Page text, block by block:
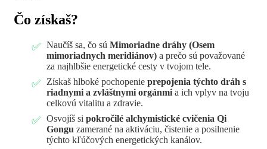
Čo získaš?
Naučíš sa, čo sú Mimoriadne dráhy (Osem
mimoriadnych meridiánov) a prečo sú považované
za najhlbšie energetické cesty v tvojom tele.
Získaš hlboké pochopenie prepojenia týchto dráh s
riadnymi a zvláštnymi orgánmi a ich vplyv na tvoju
celkovú vitalitu a zdravie.
Osvojíš si pokročilé alchymistické cvičenia Qi
Gongu zamerané na aktiváciu, čistenie a posilnenie
týchto kľúčových energetických kanálov.